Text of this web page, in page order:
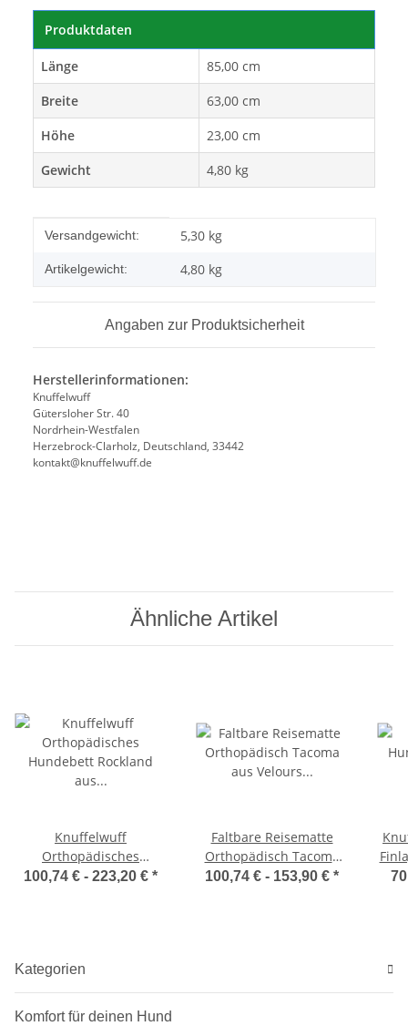
Produktdaten
Länge
85,00 cm
Breite
63,00 cm
Höhe
23,00 cm
Gewicht
4,80 kg
Produkteigenschaft
Wert
Versandgewicht: 5,30 kg
Artikelgewicht: 4,80 kg
Angaben zur Produktsicherheit
Herstellerinformationen:
Knuffelwuff
Gütersloher Str. 40
Nordrhein-Westfalen
Herzebrock-Clarholz, Deutschland, 33442
kontakt@knuffelwuff.de
Ähnliche Artikel
Knuffelwuff
Orthopädisches
Hundebett Rockland aus
100,74 € - 223,20 € *
Faltbare Reisematte
Orthopädisch Tacoma
aus Velours mit
100,74 € - 153,90 € *
Kategorien
Komfort für deinen Hund